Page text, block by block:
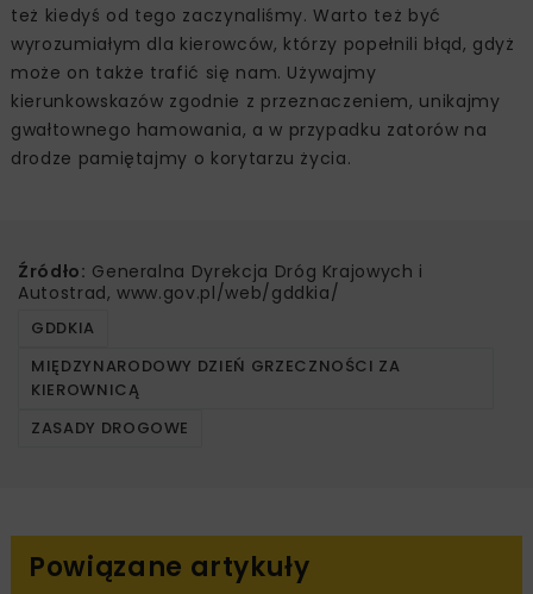
też kiedyś od tego zaczynaliśmy. Warto też być
wyrozumiałym dla kierowców, którzy popełnili błąd, gdyż
może on także trafić się nam. Używajmy
kierunkowskazów zgodnie z przeznaczeniem, unikajmy
gwałtownego hamowania, a w przypadku zatorów na
drodze pamiętajmy o korytarzu życia.
Źródło: Generalna Dyrekcja Dróg Krajowych i
Autostrad, www.gov.pl/web/gddkia/
GDDKIA
MIĘDZYNARODOWY DZIEŃ GRZECZNOŚCI ZA
KIEROWNICĄ
ZASADY DROGOWE
Powiązane artykuły